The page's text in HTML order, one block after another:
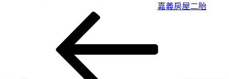
嘉義房屋二胎